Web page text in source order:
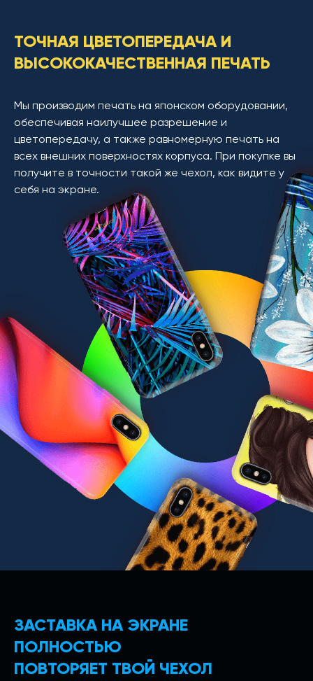
ТОЧНАЯ ЦВЕТОПЕРЕДАЧА И
ВЫСОКОКАЧЕСТВЕННАЯ ПЕЧАТЬ
Мы производим печать на японском оборудовании,
обеспечивая наилучшее разрешение и
цветопередачу, а также равномерную печать на
всех внешних поверхностях корпуса. При покупке вы
получите в точности такой же чехол, как видите у
себя на экране.
ЗАСТАВКА НА ЭКРАНЕ
ПОЛНОСТЬЮ
ПОВТОРЯЕТ ТВОЙ ЧЕХОЛ